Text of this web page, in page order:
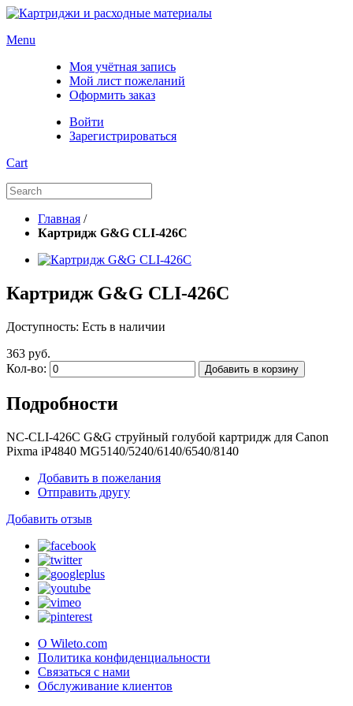
Menu
Моя учётная запись
Мой лист пожеланий
Оформить заказ
Войти
Зарегистрироваться
Cart
Главная /
Картридж G&G CLI-426C
Картридж G&G CLI-426C
Доступность: Есть в наличии
363 руб.
Кол-во:
Добавить в корзину
Подробности
NC-CLI-426C G&G струйный голубой картридж для Canon
Pixma iP4840 MG5140/5240/6140/6540/8140
Добавить в пожелания
Отправить другу
Добавить отзыв
О Wileto.com
Политика конфиденциальности
Связаться с нами
Обслуживание клиентов